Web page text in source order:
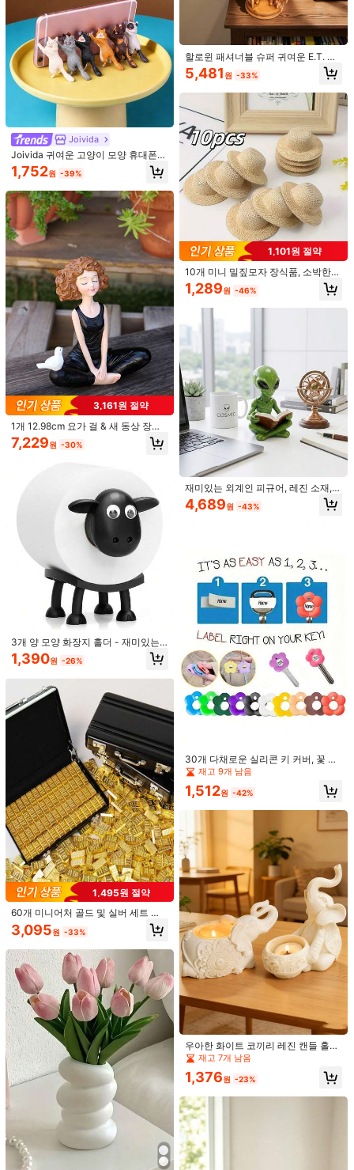
940원 절약
6개/4개/2개/1개 미니 화단, 미니 화병
모델, 야외 시뮬레이션 조경 화분 분
재, 건물 모래 테이블 미니어처 장면
장식 꽃 테이블, 인형 집 미니 미니어
처 식물 모델, 화분 화단 녹색 식물
1,550원 -38%
귀여운 곰 모양의 휴대폰 스탠드 장식,
모바일폰 및 태블릿 모두 호환 가능,
책상, 침대쪽, 거실, 공부방, 침실, 선물
등에 적합합니다.
#10 TOP 3위 장식 공예
70+ 판매됨
2,590 원 -26%
1,558원 절약
6개/세트 여름 귀여운 오리 피규어, 사
랑스러운 오리 자동차 인테리어 장식,
카툰 오리 대시보드 장식, 자동차 액세
서리, 3개 귀여운 오리 장식, 가정/자
동차 용품, 휴일/생일/졸업 선물
2,232원 -41%
1/8/21개 창의적인 슈퍼 카멜레온 숨
바꼭질 게임 캐릭터 세트 (총 1/8/24
개), "댑"과 같은 현재 인터넷 밈 포즈,
스트레칭 및 무릎 안기 등을 보여주며,
게이머와 Z세대 미학의 홈 및 사무실
장식에 독특하게 디자인되었습니다
#1 TOP 3위 에서 새로운 장식 장식
1,622 -26%
1개 수제 황금 라다 조각상, 수지 신성
한 커플 조각상, 가정 사원 장식, 디왈
리 결혼 선물
#1 TOP 3위 피규어 및 미니어처
3,886원 -29%
SHEIN 2개 미니 커플 왕관 & 백조 데
스크탑 장식품, 크기: 4cm(1.57in)-5.4
cm(2.13in), 케이크, 베이킹 & 자동차
내부용 다목적 장식, 발렌타인데이, 결
혼식 & 생일 선물로 이상적
2,390원 -25%
1개 풍선 강아지 수지 피규어, 귀여운
미니 강아지 데스크탑 장식, 크리스마
스, 발렌타인 데이, 새해 및 기타 휴일
에 이상적인 선물. 친구를 위한 선물
(작게 나오니 구매 전 신중하게 고려해
주세요)
4,190원 -26%
귀여운 주무는 고양이 자동차 장식용
품, 자동차 계기판/컴퓨터 데스크탑 디
스플레이 장식용, 레진 소재에 아크릴
양면 접착테이프 제작
1년 전에 설립되었습니다.
1,890원 -27%
Joivida
Joivida 귀여운 고양이 모양 휴대폰
흡착 컵 홀더, 창의적인 미니 장식품,
어린이 및 성인용 범용 휴대폰 스탠드,
탑 브래킷
1,752원 -39%
3,161원 절약
1개 12.98cm 요가 걸 & 새 동상 장식,
침실 & 실내 장식, 거실 액세서리, 창
의적인 야외 정원 장식, 정원 풍경, 생
7,229원 -30%
3개 양 모양 화장지 홀더 - 재미있는
자립형 욕실 세트 - 3D 프린트 검은색
양 모양 화장지 홀더 - 창의적인 티슈
식,화장지 홀더,욕실 액세서리
1,390원 -26%
1,495원 절약
60개 미니어처 골드 및 실버 세트 블
랙 메탈 수트케이스 포함, 생생한 머니
박스 모델, 열 수 있는 수트케이스 디
날을 위한 최고의 선물
3,095원 -33%
할로윈 패셔너블 슈퍼 귀여운 E.T. 외
계인 피규어, 클래식 SF 캐릭터 재현,
정교한 레진 공예품, 데스크탑 장식,
5,481 원 -33%
1,101원 절약
10개 미니 밀짚모자 장식품, 소박한
디자인, 천연 소재 및 다용도 기능 결
합, 공예 애호가, 인형 제작자 및 소규
모 사업자를 위해 특별히 설계된 고품
질 장식 액세서리. 클래식한 엮은 밀짚
모자 모양 + 천연 베이지색으로 여름
기를 재현
1,289원 -46%
재미있는 외계인 피규어, 레진 소재,
독서하는 외계인 조각상, 작은 레진 외
계인 동상 책상 액세서리, 귀여운 SF
4,689원 -43%
30개 다채로운 실리콘 키 커버, 꽃 모
양의 탄성 키 캡, 실리콘 소재로 제작,
설치 용이, 생생한 색상, 안전한 착용
감, 미니멀하고 컴팩트하며 가정용 키
재고 9개 남음
1,512원 -42%
우아한 화이트 코끼리 레진 캔들 홀더
세트, 정교한 캔들 스탠드, 거실, 침실,
명상 공간을 위한 행운의 홈 데코, 이
상적인 집들이 선물, 보헤미안 및 젠
블한 액센트
재고 7개 남음
1,376원 -23%